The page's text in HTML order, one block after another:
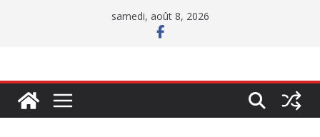
samedi, août 8, 2026